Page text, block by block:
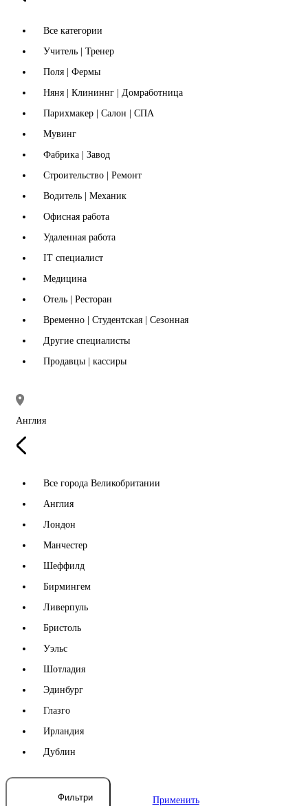
Все категории
Учитель | Тренер
Поля | Фермы
Няня | Клининнг | Домработница
Парихмакер | Салон | СПА
Мувинг
Фабрика | Завод
Строительство | Ремонт
Водитель | Механик
Офисная работа
Удаленная работа
IT специалист
Медицина
Отель | Ресторан
Временно | Студентская | Сезонная
Другие специалисты
Продавцы | кассиры
Англия
Все города Великобритании
Англия
Лондон
Манчестер
Шеффилд
Бирмингем
Ливерпуль
Бристоль
Уэльс
Шотладия
Эдинбург
Глазго
Ирландия
Дублин
Фильтри Применить